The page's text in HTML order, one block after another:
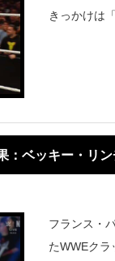
きっかけは
：ベッキー・リ
フランス・
たWWEクラ